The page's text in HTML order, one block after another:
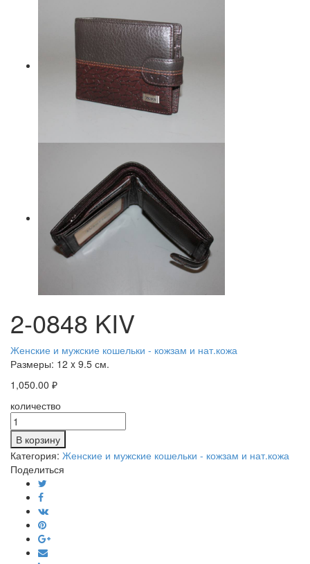
2-0848 KIV
Женские и мужские кошельки - кожзам и нат.кожа
Размеры: 12 x 9.5 см.
1,050.00 ₽
количество
В корзину
Категория: Женские и мужские кошельки - кожзам и нат.кожа
Поделиться